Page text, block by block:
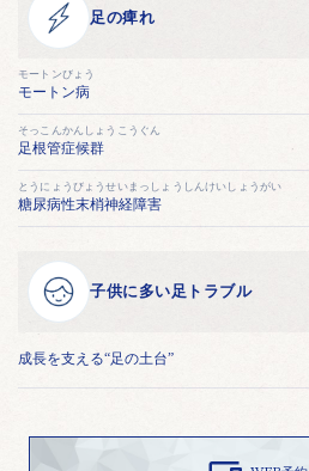
足の痺れ
モートンびょう
モートン病
そっこんかんしょうこうぐん
足根管症候群
とうにょうびょうせいまっしょうしんけいしょうがい
糖尿病性末梢神経障害
子供に多い足トラブル
成長を支える“足の土台”